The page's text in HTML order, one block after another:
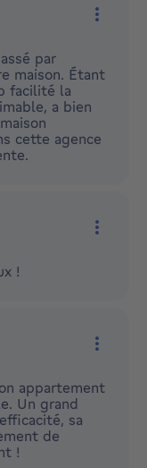
par
maison. Étant
facilité la
a bien
cette agence
!
appartement
Un grand
sa
de
!